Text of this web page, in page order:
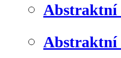
Abstraktní
Abstraktní